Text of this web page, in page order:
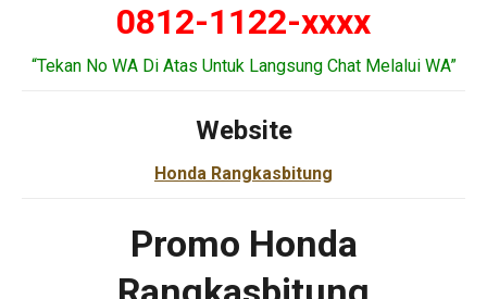
0812-1122-xxxx
“Tekan No WA Di Atas Untuk Langsung Chat Melalui WA”
Website
Honda Rangkasbitung
Promo Honda